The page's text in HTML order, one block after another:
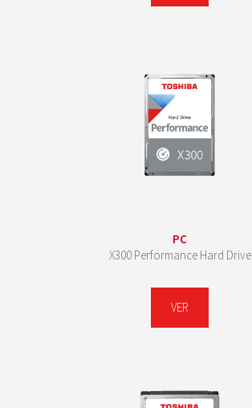
PC
X300 Performance Hard Drive
VER